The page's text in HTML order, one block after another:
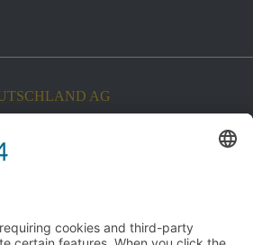
AG